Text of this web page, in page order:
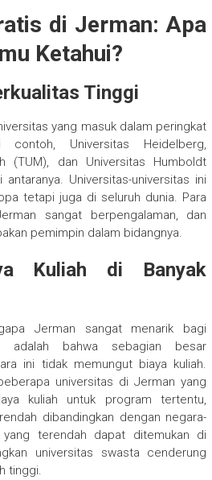
di Jerman: Apa
Ketahui?
Tinggi
yang masuk dalam peringkat
Universitas Heidelberg,
(TUM), dan Universitas Humboldt
Universitas-universitas ini
tetapi juga di seluruh dunia. Para
sangat berpengalaman, dan
pemimpin dalam bidangnya.
Kuliah di Banyak
Jerman sangat menarik bagi
adalah bahwa sebagian besar
ini tidak memungut biaya kuliah.
universitas di Jerman yang
kuliah untuk program tertentu,
dibandingkan dengan negara-
yang terendah dapat ditemukan di
universitas swasta cenderung
tinggi.